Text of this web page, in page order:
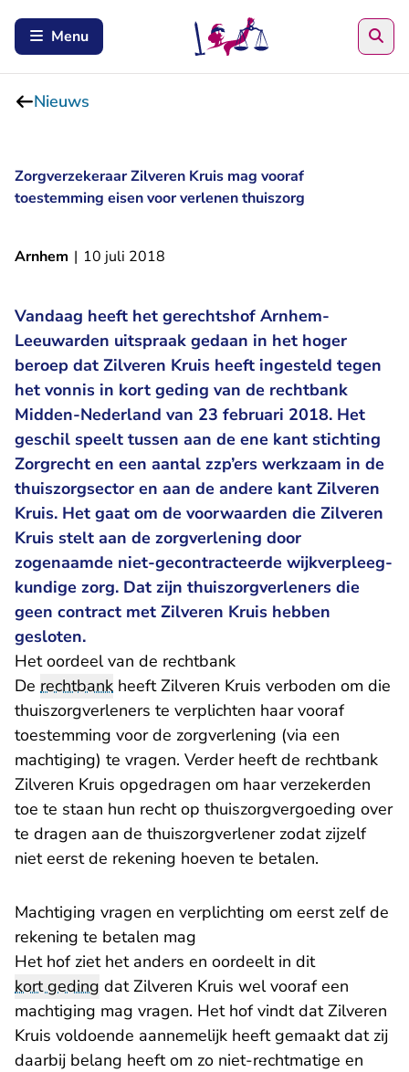
Menu
Nieuws
Zorgverzekeraar Zilveren Kruis mag vooraf
toestemming eisen voor verlenen thuiszorg
Arnhem | 10 juli 2018
Vandaag heeft het gerechtshof Arnhem-
Leeuwarden uitspraak gedaan in het hoger
beroep dat Zilveren Kruis heeft ingesteld tegen
het vonnis in kort geding van de rechtbank
Midden-Nederland van 23 februari 2018. Het
geschil speelt tussen aan de ene kant stichting
Zorgrecht en een aantal zzp’ers werkzaam in de
thuiszorgsector en aan de andere kant Zilveren
Kruis. Het gaat om de voorwaarden die Zilveren
Kruis stelt aan de zorgverlening door
zogenaamde niet-gecontracteerde wijkverpleeg-
kundige zorg. Dat zijn thuiszorgverleners die
geen contract met Zilveren Kruis hebben
gesloten.
Het oordeel van de rechtbank
De rechtbank heeft Zilveren Kruis verboden om die
thuiszorgverleners te verplichten haar vooraf
toestemming voor de zorgverlening (via een
machtiging) te vragen. Verder heeft de rechtbank
Zilveren Kruis opgedragen om haar verzekerden
toe te staan hun recht op thuiszorgvergoeding over
te dragen aan de thuiszorgverlener zodat zijzelf
niet eerst de rekening hoeven te betalen.
Machtiging vragen en verplichting om eerst zelf de
rekening te betalen mag
Het hof ziet het anders en oordeelt in dit
kort geding dat Zilveren Kruis wel vooraf een
machtiging mag vragen. Het hof vindt dat Zilveren
Kruis voldoende aannemelijk heeft gemaakt dat zij
daarbij belang heeft om zo niet-rechtmatige en